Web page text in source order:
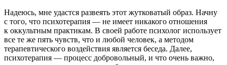
Надеюсь, мне удастся развеять этот жутковатый образ. Начну
с того, что психотерапия — не имеет никакого отношения
к оккультным практикам. В своей работе психолог использует
все те же пять чувств, что и любой человек, а методом
терапевтического воздействия является беседа. Далее,
психотерапия — процесс добровольный, и что очень важно,